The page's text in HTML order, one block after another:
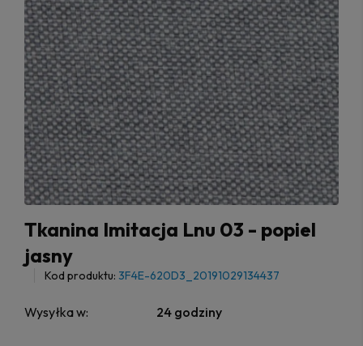
Tkanina Imitacja Lnu 03 - popiel
jasny
Kod produktu: 3F4E-620D3_20191029134437
Wysyłka w: 24 godziny